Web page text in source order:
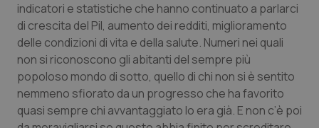
indicatori e statistiche che hanno continuato a parlarci
di crescita del Pil, aumento dei redditi, miglioramento
delle condizioni di vita e della salute. Numeri nei quali
non si riconoscono gli abitanti del sempre più
popoloso mondo di sotto, quello di chi non si è sentito
nemmeno sfiorato da un progresso che ha favorito
quasi sempre chi avvantaggiato lo era già. E non c’è poi